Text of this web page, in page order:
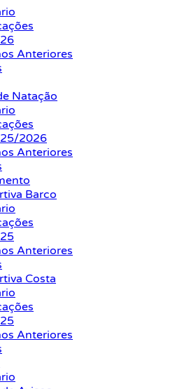
Anteriores
Natação
2026
Anteriores
Barco
Anteriores
Costa
Anteriores